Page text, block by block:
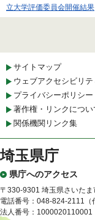
立大学評価委員会開催結果
サイトマップ
ウェブアクセシビリテ
プライバシーポリシ
著作権・リンクについ
関係機関リンク集
埼玉県庁
県庁へのアクセス
〒330-9301 埼玉県さいた
電話番号：048-824-2111（
法人番号：1000020110001